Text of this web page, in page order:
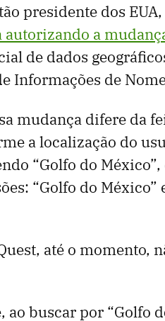
presidente dos
a
de dados
Informações de
mudança difere da
a localização do
“Golfo do
“Golfo do México”
até o momento,
ao buscar por “Golfo